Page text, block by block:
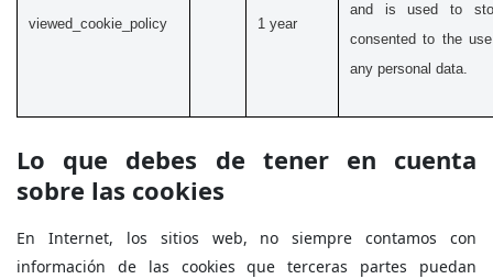
viewed_cookie_policy 1 year
and is used to
consented to the
any personal data.
Lo que debes de tener en cuenta
sobre las cookies
En Internet, los sitios web, no siempre contamos con
información de las cookies que terceras partes puedan